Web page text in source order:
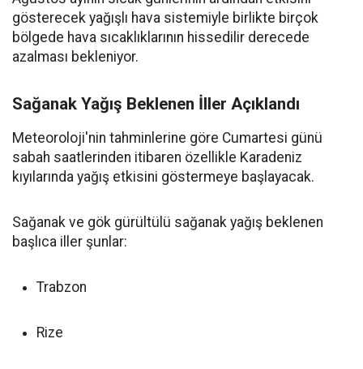
gösterecek yağışlı hava sistemiyle birlikte birçok
bölgede hava sıcaklıklarının hissedilir derecede
azalması bekleniyor.
Sağanak Yağış Beklenen İller Açıklandı
Meteoroloji'nin tahminlerine göre Cumartesi günü
sabah saatlerinden itibaren özellikle Karadeniz
kıyılarında yağış etkisini göstermeye başlayacak.
Sağanak ve gök gürültülü sağanak yağış beklenen
başlıca iller şunlar:
Trabzon
Rize